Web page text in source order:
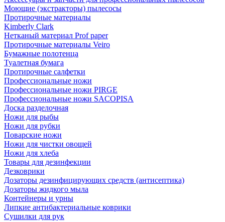
Моющие (экстракторы) пылесосы
Протирочные материалы
Kimberly Clark
Нетканый материал Prof paper
Протирочные материалы Veiro
Бумажные полотенца
Туалетная бумага
Протирочные салфетки
Профессиональные ножи
Профессиональные ножи PIRGE
Профессиональные ножи SACOPISA
Доска разделочная
Ножи для рыбы
Ножи для рубки
Поварские ножи
Ножи для чистки овощей
Ножи для хлеба
Товары для дезинфекции
Дезковрики
Дозаторы дезинфицирующих средств (антисептика)
Дозаторы жидкого мыла
Контейнеры и урны
Липкие антибактериальные коврики
Сушилки для рук